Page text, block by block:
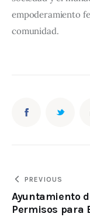
empoderamiento
comunidad.
PREVIOUS
Ayuntamiento
Permisos para